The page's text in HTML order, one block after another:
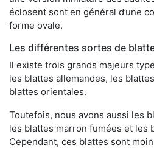
éclosent sont en général d’une
forme ovale.
Les différentes sortes de
Il existe trois grands majeurs
les blattes allemandes, les
blattes orientales.
Toutefois, nous avons aussi les
les blattes marron fumées et les
Cependant, ces blattes sont